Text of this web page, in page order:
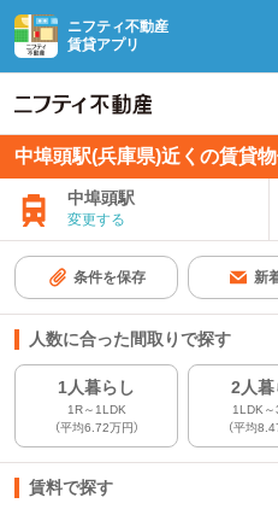
ニフティ不動産
賃貸アプリ
中埠頭駅(兵庫県)近くの賃貸
中埠頭駅
変更する
条件を保存 新
人数に合った間取りで探す
1人暮らし
1R～1LDK
（平均6.72万円）
2人暮
1LDK～
（平均
賃料で探す